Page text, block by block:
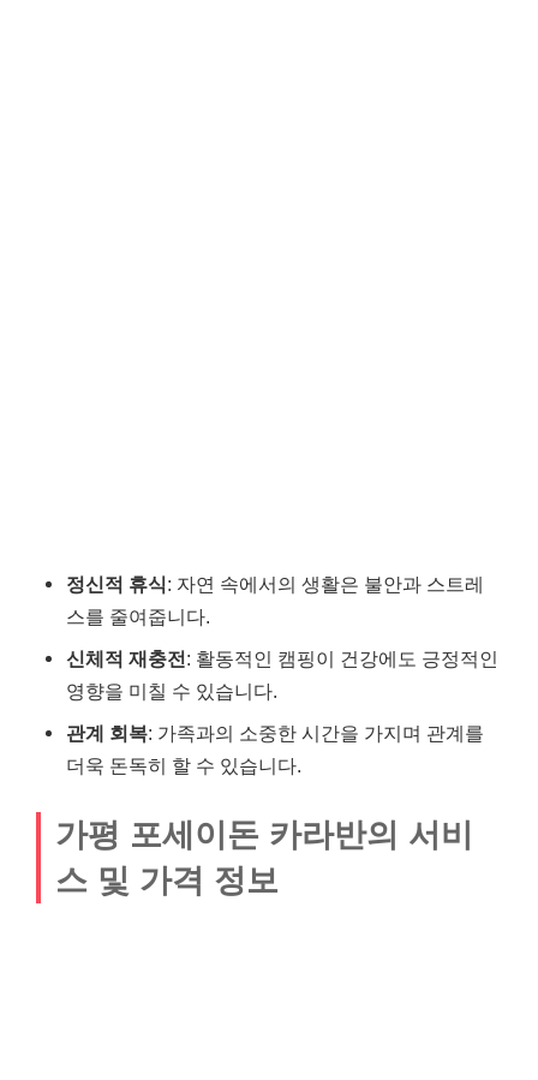
정신적 휴식: 자연 속에서의 생활은 불안과 스트레
스를 줄여줍니다.
신체적 재충전: 활동적인 캠핑이 건강에도 긍정적인
영향을 미칠 수 있습니다.
관계 회복: 가족과의 소중한 시간을 가지며 관계를
더욱 돈독히 할 수 있습니다.
가평 포세이돈 카라반의 서비
스 및 가격 정보